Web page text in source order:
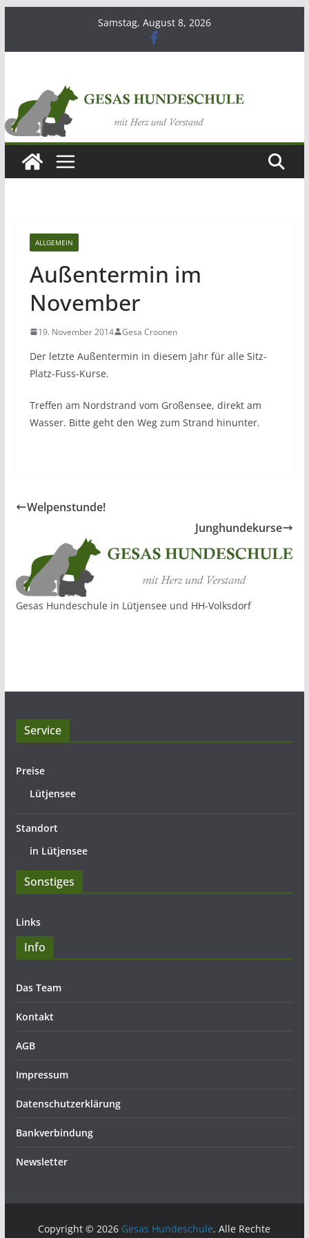
springen
Samstag, August 8, 2026
ALLGEMEIN
Außentermin im
November
19. November 2014 Gesa Croonen
Der letzte Außentermin in diesem Jahr für alle Sitz-
Platz-Fuss-Kurse.
Treffen am Nordstrand vom Großensee, direkt am
Wasser. Bitte geht den Weg zum Strand hinunter.
Welpenstunde!
Junghundekurse
Gesas Hundeschule in Lütjensee und HH-Volksdorf
Service
Preise
Lütjensee
Standort
in Lütjensee
Sonstiges
Links
Info
Das Team
Kontakt
AGB
Impressum
Datenschutzerklärung
Bankverbindung
Newsletter
Copyright © 2026 Gesas Hundeschule. Alle Rechte